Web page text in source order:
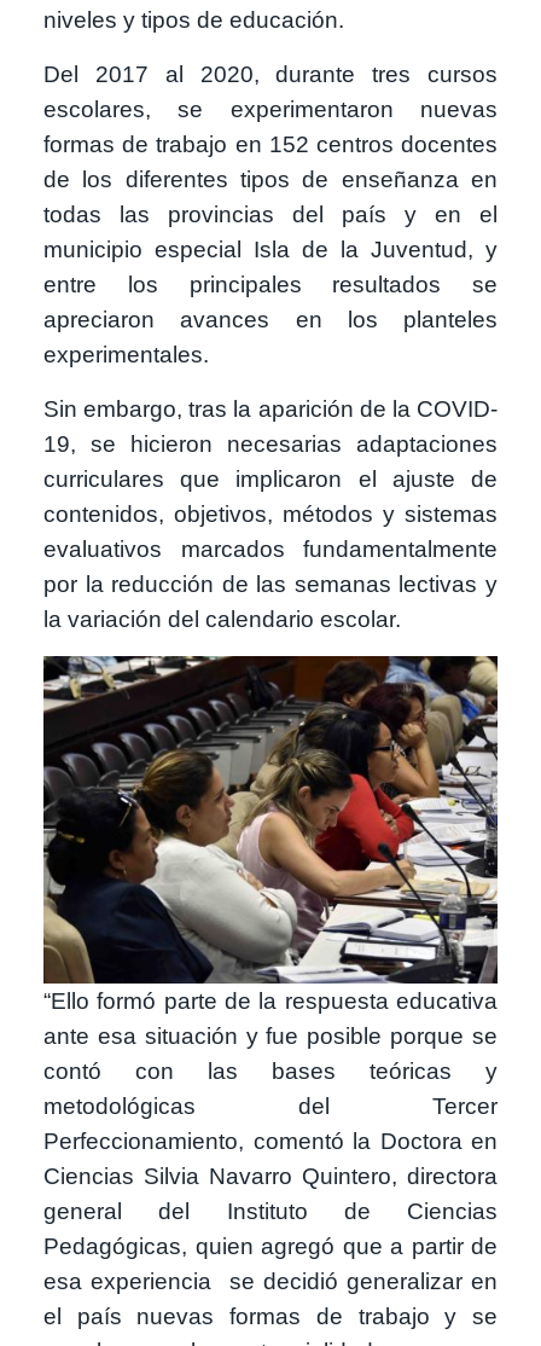
niveles y tipos de educación.
Del 2017 al 2020, durante tres cursos
escolares, se experimentaron nuevas
formas de trabajo en 152 centros docentes
de los diferentes tipos de enseñanza en
todas las provincias del país y en el
municipio especial Isla de la Juventud, y
entre los principales resultados se
apreciaron avances en los planteles
experimentales.
Sin embargo, tras la aparición de la COVID-
19, se hicieron necesarias adaptaciones
curriculares que implicaron el ajuste de
contenidos, objetivos, métodos y sistemas
evaluativos marcados fundamentalmente
por la reducción de las semanas lectivas y
la variación del calendario escolar.
Imagen
“Ello formó parte de la respuesta educativa
ante esa situación y fue posible porque se
contó con las bases teóricas y
metodológicas del Tercer
Perfeccionamiento, comentó la Doctora en
Ciencias Silvia Navarro Quintero, directora
general del Instituto de Ciencias
Pedagógicas, quien agregó que a partir de
esa experiencia se decidió generalizar en
el país nuevas formas de trabajo y se